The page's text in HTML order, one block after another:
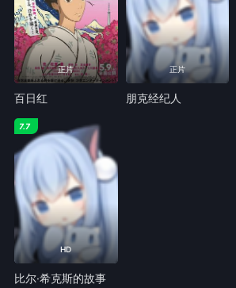
正片
百日红
正片
朋克经纪人
HD
7.7
比尔·希克斯的故事